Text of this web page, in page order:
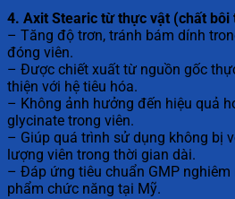
4. Axit Stearic từ thực vật (chất bôi
– Tăng độ trơn, tránh bám dính
đóng viên.
– Được chiết xuất từ nguồn gốc
thiện với hệ tiêu hóa.
– Không ảnh hưởng đến hiệu quả
glycinate trong viên.
– Giúp quá trình sử dụng không bị
lượng viên trong thời gian dài.
– Đáp ứng tiêu chuẩn GMP
phẩm chức năng tại Mỹ.